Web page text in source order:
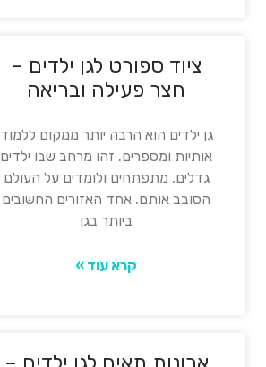
ציוד ספורט לגן ילדים –
חצר פעילה ובריאה
גן ילדים הוא הרבה יותר ממקום ללמוד
אותיות ומספרים. זהו מרחב שבו ילדים
גדלים, מתפתחים ולומדים על העולם
הסובב אותם. אחד האזורים החשובים
ביותר בגן
קרא עוד »